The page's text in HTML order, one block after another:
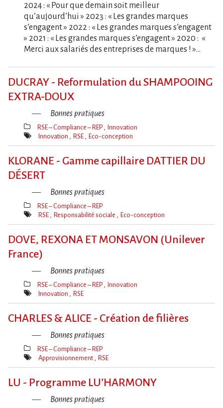
2024 : « Pour que demain soit meilleur
qu’aujourd’hui » 2023 : « Les grandes marques
s’engagent » 2022 : « Les grandes marques s’engagent
» 2021 : « Les grandes marques s’engagent » 2020 : «
Merci aux salariés des entreprises de marques ! »…
DUCRAY - Reformulation du SHAMPOOING
EXTRA-DOUX
Bonnes pratiques
Thèmes(s)
RSE – Compliance – REP Innovation
Mot(s)-
Innovation RSE Eco-conception
KLORANE - Gamme capillaire DATTIER DU
DÉSERT
Bonnes pratiques
Thèmes(s)
RSE – Compliance – REP
Mot(s)-
RSE Responsabilité sociale Eco-conception
DOVE, REXONA ET MONSAVON (Unilever
France)
Bonnes pratiques
Thèmes(s)
RSE – Compliance – REP Innovation
Mot(s)-
Innovation RSE
CHARLES & ALICE - Création de filières
Bonnes pratiques
Thèmes(s)
RSE – Compliance – REP
Mot(s)-
Approvisionnement RSE
LU - Programme LU’HARMONY
Bonnes pratiques